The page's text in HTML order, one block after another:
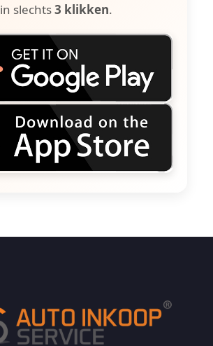
in slechts3 klikken.